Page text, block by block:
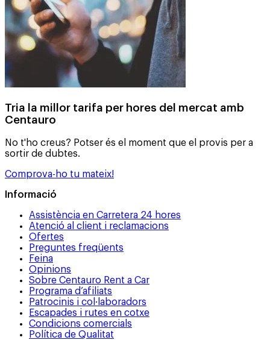
Tria la millor tarifa per hores del mercat amb
Centauro
No t'ho creus? Potser és el moment que el provis per a
sortir de dubtes.
Comprova-ho tu mateix!
Informació
Assistència en Carretera 24 hores
Atenció al client i reclamacions
Ofertes
Preguntes freqüents
Feina
Opinions
Sobre Centauro Rent a Car
Programa d’afiliats
Patrocinis i col·laboradors
Escapades i rutes en cotxe
Condicions comercials
Política de Qualitat